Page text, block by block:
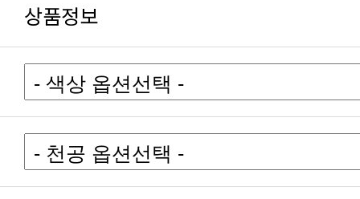
상품정보